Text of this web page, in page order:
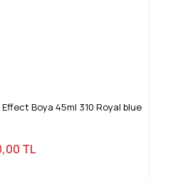
Boya 45ml 310 Royal blue
TL